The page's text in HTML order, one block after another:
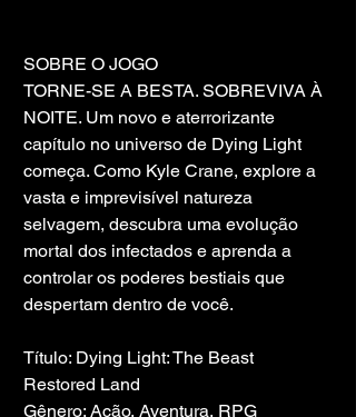
SOBRE O JOGO
TORNE-SE A BESTA. SOBREVIVA À
NOITE. Um novo e aterrorizante
capítulo no universo de Dying Light
começa. Como Kyle Crane, explore a
vasta e imprevisível natureza
selvagem, descubra uma evolução
mortal dos infectados e aprenda a
controlar os poderes bestiais que
despertam dentro de você.
Título: Dying Light: The Beast
Restored Land
Gênero: Ação, Aventura, RPG